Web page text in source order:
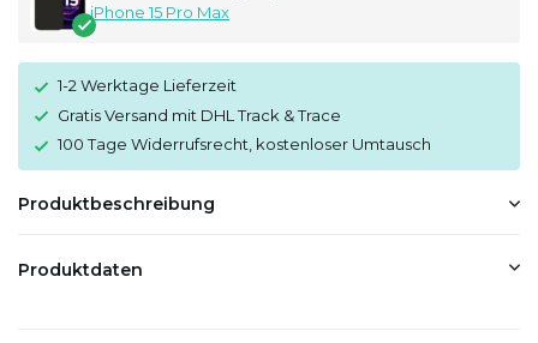
iPhone 15 Pro Max
1-2 Werktage Lieferzeit
Gratis Versand mit DHL Track & Trace
100 Tage Widerrufsrecht, kostenloser Umtausch
Produktbeschreibung
Produktdaten